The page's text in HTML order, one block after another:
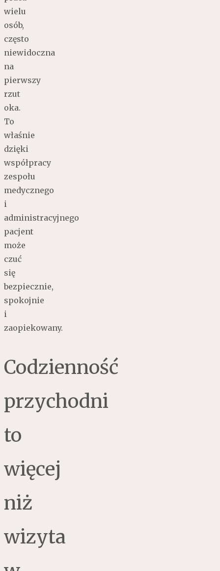
wielu
osób,
często
niewidoczna
na
pierwszy
rzut
oka.
To
właśnie
dzięki
współpracy
zespołu
medycznego
i
administracyjnego
pacjent
może
czuć
się
bezpiecznie,
spokojnie
i
zaopiekowany.
Codzienność
przychodni
to
więcej
niż
wizyta